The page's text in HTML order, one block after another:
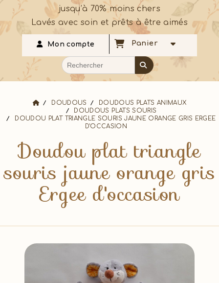
jusqu’à 70% moins chers
Lavés avec soin et prêts à être aimés
Mon compte Panier
DOUDOUS
DOUDOUS PLATS ANIMAUX
DOUDOUS PLATS SOURIS
DOUDOU PLAT TRIANGLE SOURIS JAUNE ORANGE GRIS ERGEE
D'OCCASION
Doudou plat triangle
souris jaune orange gris
Ergee d'occasion